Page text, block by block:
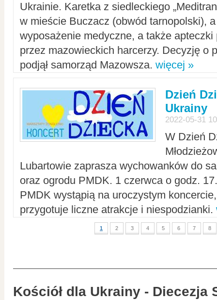
Ukrainie. Karetka z siedleckiego
w mieście Buczacz (obwód tarnopolski),
wyposażenie medyczne, a także apteczki
przez mazowieckich harcerzy. Decyzję o
podjął samorząd Mazowsza. więcej »
Dzień
Ukrainy
2022-05-31
W Dzień
Lubartowie zaprasza wychowanków do
oraz ogrodu PMDK. 1 czerwca o godz.
PMDK wystąpią na uroczystym
przygotuje liczne atrakcje i niespodzianki.
1 2 3 4 5 6 7 8
Kościół dla Ukrainy - Diecezja